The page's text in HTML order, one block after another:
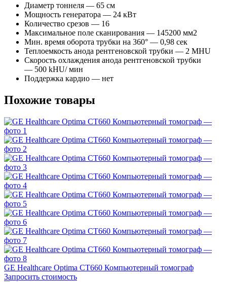
Диаметр тоннеля — 65 см
Мощность генератора — 24 кВт
Количество срезов — 16
Максимальное поле сканирования — 145200 мм2
Мин. время оборота трубки на 360° — 0,98 сек
Теплоемкость анода рентгеновской трубки — 2 MHU
Скорость охлаждения анода рентгеновской трубки
— 500 kHU/ мин
Поддержка кардио — нет
Похожие товары
GE Healthcare Optima CT660 Компьютерный томограф
Запросить стоимость